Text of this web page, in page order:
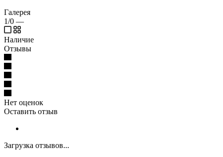
Галерея
1/0 —
Наличие
Отзывы
Нет оценок
Оставить отзыв
Загрузка отзывов...